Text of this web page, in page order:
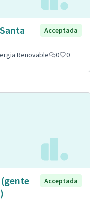
Acceptada
Renovable 0 0
(gente
Acceptada